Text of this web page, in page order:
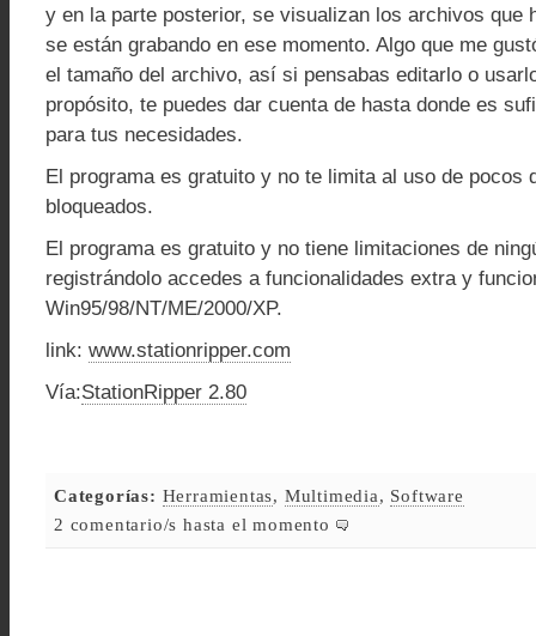
y en la parte posterior, se visualizan los archivos que
se están grabando en ese momento. Algo que me
el tamaño del archivo, así si pensabas editarlo o
propósito, te puedes dar cuenta de hasta donde es
para tus necesidades.
El programa es gratuito y no te limita al uso de pocos
bloqueados.
El programa es gratuito y no tiene limitaciones de
registrándolo accedes a funcionalidades extra y
Win95/98/NT/ME/2000/XP.
link: www.stationripper.com
Vía:StationRipper 2.80
Categorías: Herramientas, Multimedia, Software
2 comentario/s hasta el momento